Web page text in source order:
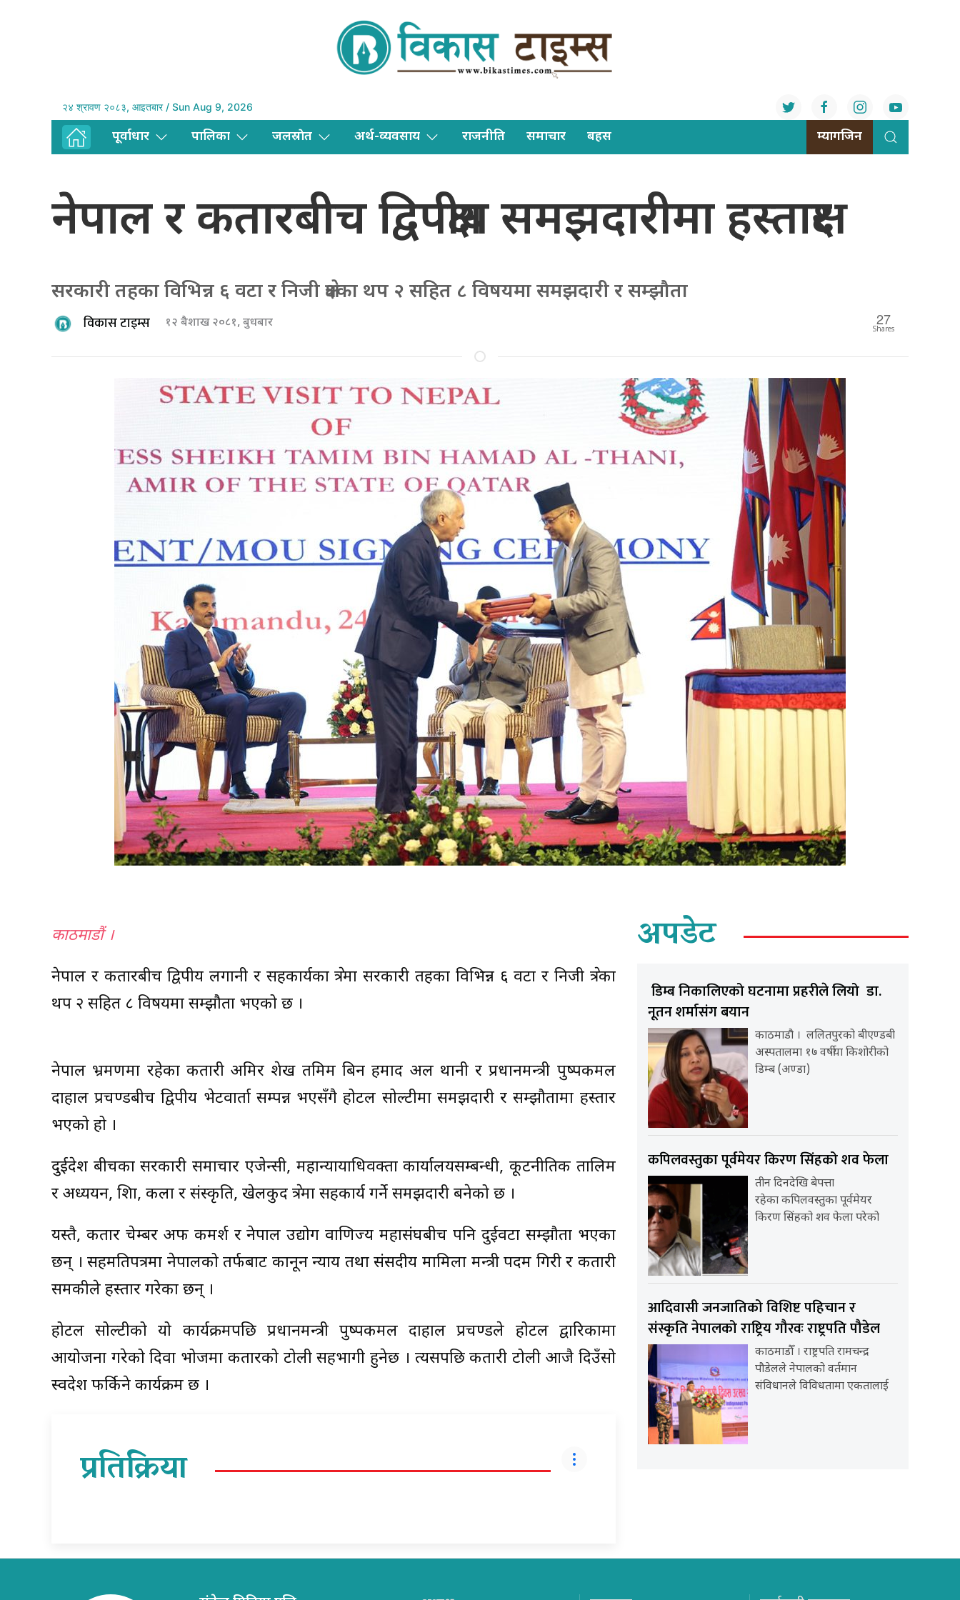
२४ श्रावण २०८३, आइतबार / Sun Aug 9, 2026
पूर्वाधार पालिका जलस्राेत अर्थ-व्यवसाय राजनीति समाचार बहस म्यागजिन
नेपाल र कतारबीच द्विपक्षीय समझदारीमा हस्ताक्षर
सरकारी तहका विभिन्न ६ वटा र निजी क्षेत्रका थप २ सहित ८ विषयमा समझदारी र सम्झौता
विकास टाइम्स १२ बैशाख २०८१, बुधबार 27
Shares
काठमाडौं ।
नेपाल र कतारबीच द्विपक्षीय लगानी र सहकार्यका क्षेत्रमा सरकारी तहका विभिन्न ६ वटा र निजी क्षेत्रका
थप २ सहित ८ विषयमा सम्झौता भएको छ ।
नेपाल भ्रमणमा रहेका कतारी अमिर शेख तमिम बिन हमाद अल थानी र प्रधानमन्त्री पुष्पकमल
दाहाल प्रचण्डबीच द्विपक्षीय भेटवार्ता सम्पन्न भएसँगै होटल सोल्टीमा समझदारी र सम्झौतामा हस्ताक्षर
भएको हो ।
दुईदेश बीचका सरकारी समाचार एजेन्सी, महान्यायाधिवक्ता कार्यालयसम्बन्धी, कूटनीतिक तालिम
र अध्ययन, शिक्षा, कला र संस्कृति, खेलकुद क्षेत्रमा सहकार्य गर्ने समझदारी बनेको छ ।
यस्तै, कतार चेम्बर अफ कमर्श र नेपाल उद्योग वाणिज्य महासंघबीच पनि दुईवटा सम्झौता भएका
छन् । सहमतिपत्रमा नेपालको तर्फबाट कानून न्याय तथा संसदीय मामिला मन्त्री पदम गिरी र कतारी
समकक्षीले हस्ताक्षर गरेका छन् ।
होटल सोल्टीको यो कार्यक्रमपछि प्रधानमन्त्री पुष्पकमल दाहाल प्रचण्डले होटल द्वारिकामा
आयोजना गरेको दिवा भोजमा कतारको टोली सहभागी हुनेछ । त्यसपछि कतारी टोली आजै दिउँसो
स्वदेश फर्किने कार्यक्रम छ ।
प्रतिक्रिया
अपडेट
डिम्ब निकालिएको घटनामा प्रहरीले लियो डा.
नूतन शर्मासंग बयान
काठमाडौ । ललितपुरको बीएण्डबी
अस्पतालमा १७ वर्षीया किशोरीको
डिम्ब (अण्डा)
कपिलवस्तुका पूर्वमेयर किरण सिंहको शव फेला
तीन दिनदेखि बेपत्ता
रहेका कपिलवस्तुका पूर्वमेयर
किरण सिंहको शव फेला परेको
आदिवासी जनजातिको विशिष्ट पहिचान र
संस्कृति नेपालको राष्ट्रिय गौरवः राष्ट्रपति पौडेल
काठमाडौँ । राष्ट्रपति रामचन्द्र
पौडेलले नेपालको वर्तमान
संविधानले विविधतामा एकतालाई